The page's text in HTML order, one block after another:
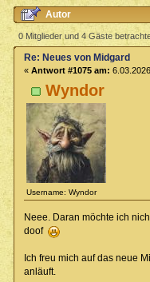
Autor
246697 mal)
0 Mitglieder und 4 Gäste
Wyndor
Username: Wyndor
Re: Neues von Midgard
« Antwort #1075 am:
Neee. Daran möchte ich
doof
Ich freu mich auf das neue
anläuft.